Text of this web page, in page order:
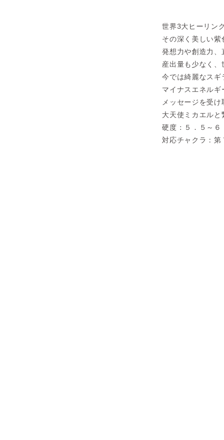
世界3大ヒーリン
その深く美しい紫
発想力や創造力、
産出量も少なく、
今では綺麗なスギ
マイナスエネルギ
メッセージを受け
大天使ミカエルと
硬度：５．５～６
対応チャクラ：第